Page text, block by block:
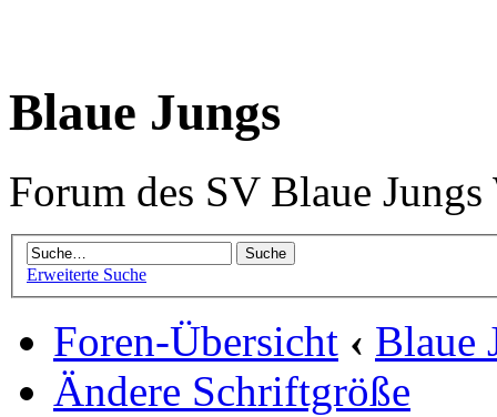
Blaue Jungs
Forum des SV Blaue
Erweiterte Suche
Foren-Übersicht ‹ Blaue
Ändere Schriftgröße